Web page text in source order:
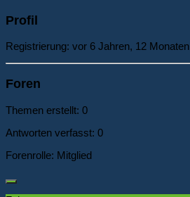
Profil
Registrierung: vor 6 Jahren, 12 Monaten
Foren
Themen erstellt: 0
Antworten verfasst: 0
Forenrolle: Mitglied